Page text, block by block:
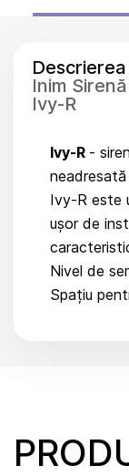
Inim
Ivy-R
Ivy-R -
neadresată
Ivy-R este
ușor de
Nivel de
Spațiu